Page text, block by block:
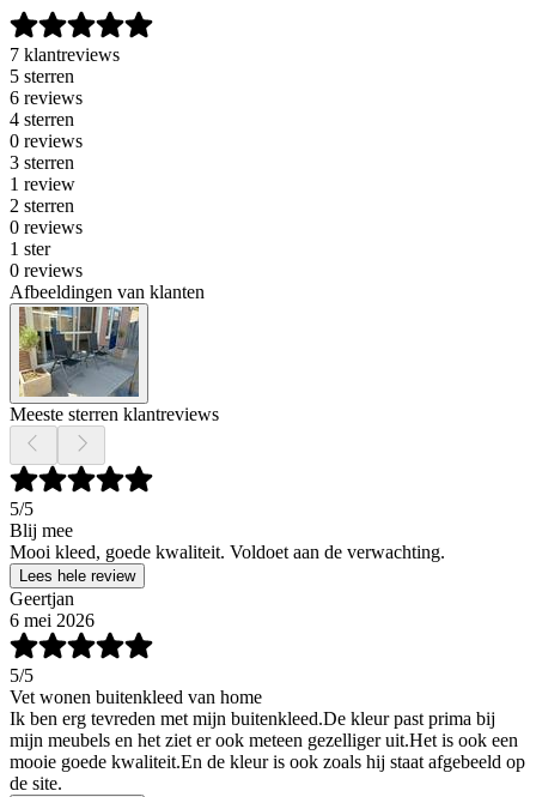
7 klantreviews
5 sterren
6 reviews
4 sterren
0 reviews
3 sterren
1 review
2 sterren
0 reviews
1 ster
0 reviews
Afbeeldingen van klanten
Meeste sterren klantreviews
5/5
Blij mee
Mooi kleed, goede kwaliteit. Voldoet aan de verwachting.
Lees hele review
Geertjan
6 mei 2026
5/5
Vet wonen buitenkleed van home
Ik ben erg tevreden met mijn buitenkleed.De kleur past prima bij
mijn meubels en het ziet er ook meteen gezelliger uit.Het is ook een
mooie goede kwaliteit.En de kleur is ook zoals hij staat afgebeeld op
de site.